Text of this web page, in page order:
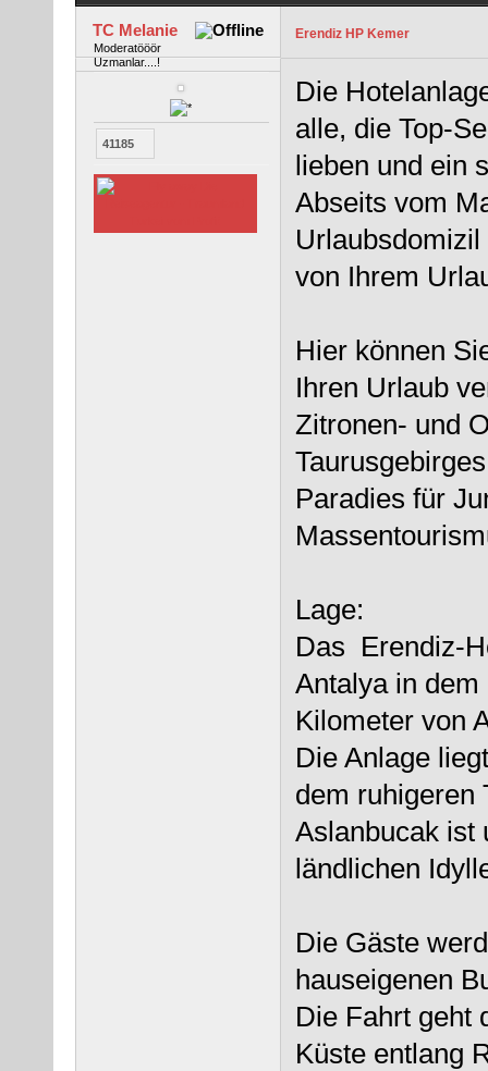
TC Melanie
Moderatööör
Uzmanlar....!
41185
Erendiz HP Kemer
Die
alle, die Top-
lieben und ein
Abseits vom
von Ihrem
Hier können
Ihren Urlaub
Zitronen- und
Paradies für
Lage:
Das Erendiz-
Antalya in
Kilometer von
Die Anlage
dem ruhigeren
Aslanbucak ist
ländlichen
Die Gäste
hauseigenen
Die Fahrt geht
Küste entlang